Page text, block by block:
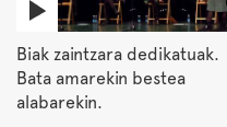
Biak zaintzara dedikatuak.
Bata amarekin bestea
alabarekin.